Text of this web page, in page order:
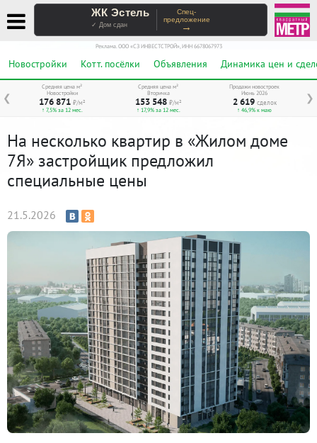
ЖК Эстель
✓ Дом сдан
Спец-
предложение
→
Реклама. ООО «СЗ ИНВЕСТСТРОЙ», ИНН 6678067973
Новостройки Котт. посёлки Объявления Динамика цен и
❮ ❯
Средняя цена м²
Новостройки
176 871 ₽/м²
↑ 7,5% за 12 мес.
Средняя цена м²
Вторичка
153 548 ₽/м²
↑ 17,9% за 12 мес.
Продажи новостроек
Июнь 2026
2 619 сделок
↑ 46,9% к маю
На несколько квартир в «Жилом доме
7Я» застройщик предложил
специальные цены
21.5.2026